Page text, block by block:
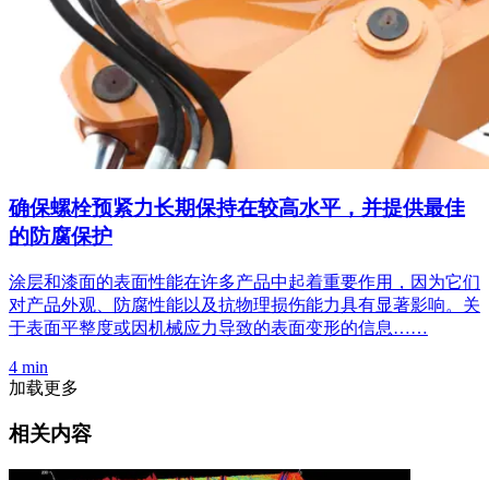
确保螺栓预紧力长期保持在较高水平，并提供最佳
的防腐保护
涂层和漆面的表面性能在许多产品中起着重要作用，因为它们
对产品外观、防腐性能以及抗物理损伤能力具有显著影响。关
于表面平整度或因机械应力导致的表面变形的信息……
4 min
加载更多
相关内容